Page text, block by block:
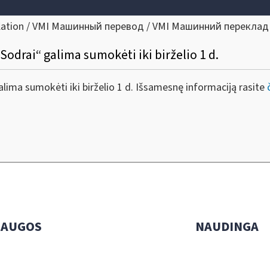
/ VMI Машинный перевод / VMI Машинний
galima sumokėti iki birželio 1 d.
sumokėti iki birželio 1 d. Išsamesnę informaciją rasite
NAUDINGA